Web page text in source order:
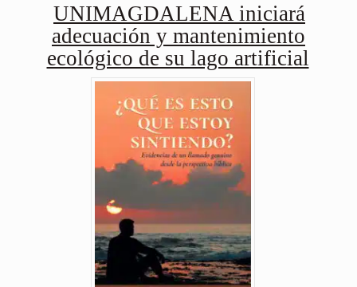
UNIMAGDALENA iniciará
adecuación y mantenimiento
ecológico de su lago artificial